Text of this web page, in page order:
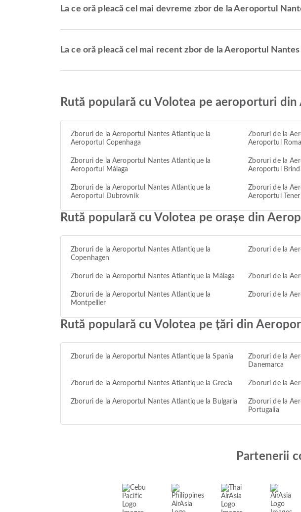
La ce oră pleacă cel mai devreme zbor de la Aeroportul
La ce oră pleacă cel mai recent zbor de la Aeroportul
Rută populară cu Volotea pe aeroporturi
Zboruri de la Aeroportul Nantes Atlantique la
Aeroportul Copenhaga
Zboruri de la
Aeroportul
Zboruri de la Aeroportul Nantes Atlantique la
Aeroportul Málaga
Zboruri de la
Aeroportul
Zboruri de la Aeroportul Nantes Atlantique la
Aeroportul Dubrovnik
Zboruri de la
Aeroportul
Rută populară cu Volotea pe orașe din
Zboruri de la Aeroportul Nantes Atlantique la
Copenhagen
Zboruri de la
Zboruri de la Aeroportul Nantes Atlantique la Málaga Zboruri de la
Zboruri de la Aeroportul Nantes Atlantique la
Montpellier
Zboruri de la
Rută populară cu Volotea pe țări din
Zboruri de la Aeroportul Nantes Atlantique la Spania
Zboruri de la
Danemarca
Zboruri de la Aeroportul Nantes Atlantique la Grecia Zboruri de la
Zboruri de la Aeroportul Nantes Atlantique la Bulgaria
Zboruri de la
Portugalia
Partenerii